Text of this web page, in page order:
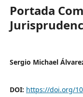
Portada
Sergio Michael
DOI: https://doi.org/